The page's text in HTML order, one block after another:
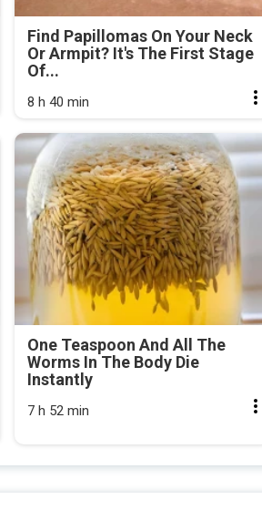
Find Papillomas On Your Neck
Or Armpit? It's The First Stage
Of...
8 h 40 min
One Teaspoon And All The
Worms In The Body Die
Instantly
7 h 52 min